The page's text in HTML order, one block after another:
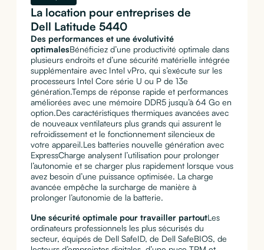
La location pour entreprises de
Dell Latitude 5440
Des performances et une évolutivité
optimalesBénéficiez d’une productivité optimale dans
plusieurs endroits et d’une sécurité matérielle intégrée
supplémentaire avec Intel vPro, qui s’exécute sur les
processeurs Intel Core série U ou P de 13e
génération.Temps de réponse rapide et performances
améliorées avec une mémoire DDR5 jusqu’à 64 Go en
option.Des caractéristiques thermiques avancées avec
de nouveaux ventilateurs plus grands qui assurent le
refroidissement et le fonctionnement silencieux de
votre appareil.Les batteries nouvelle génération avec
ExpressCharge analysent l’utilisation pour prolonger
l’autonomie et se charger plus rapidement lorsque vous
avez besoin d’une puissance optimisée. La charge
avancée empêche la surcharge de manière à
prolonger l’autonomie de la batterie.
Une sécurité optimale pour travailler partoutLes
ordinateurs professionnels les plus sécurisés du
secteur, équipés de Dell SafeID, de Dell SafeBIOS, de